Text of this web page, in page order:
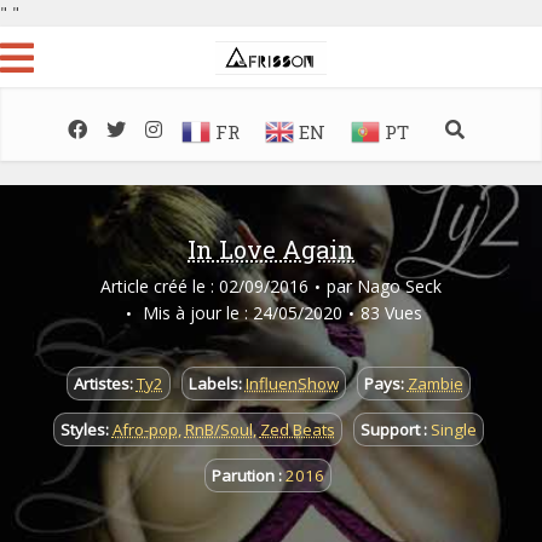
" "
FR EN PT
In Love Again
Article créé le : 02/09/2016 par Nago Seck
Mis à jour le : 24/05/2020
83 Vues
Artistes:Ty2 Labels:InfluenShow Pays: Zambie
Styles:Afro-pop,RnB/Soul,Zed Beats Support : Single
Parution :2016